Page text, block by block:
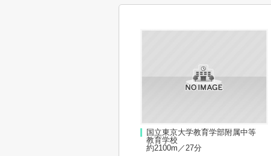
国立東京大学教育学部附属中等
教育学校
約2100m／27分